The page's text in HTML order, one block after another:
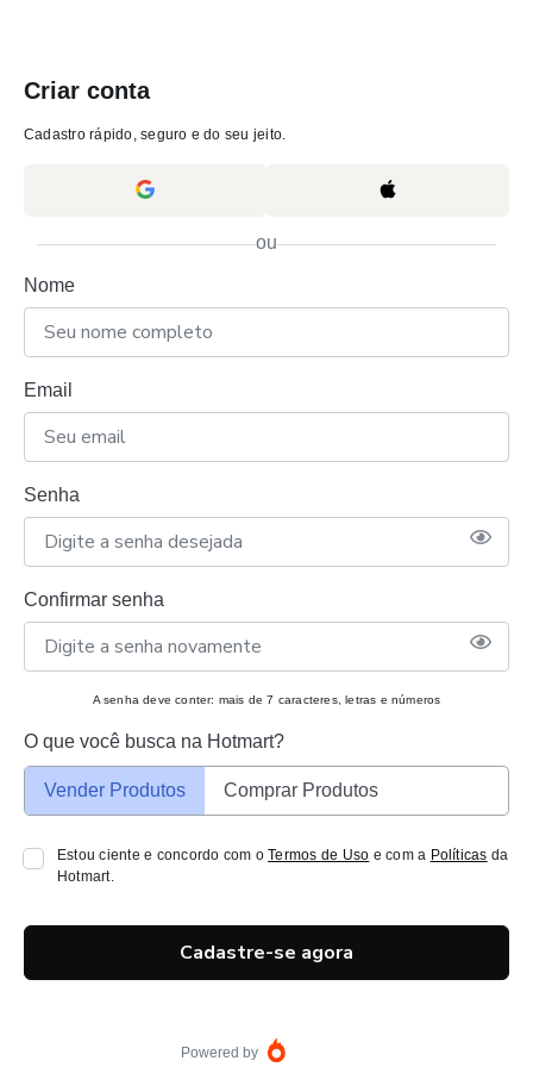
Criar conta
Cadastro rápido, seguro e do seu jeito.
ou
Nome
Email
Senha
Confirmar senha
A senha deve conter: mais de 7 caracteres, letras e números
O que você busca na Hotmart?
Vender Produtos Comprar Produtos
Estou ciente e concordo com oTermos de Uso e com a Políticas da
Hotmart.
Cadastre-se agora
Powered by